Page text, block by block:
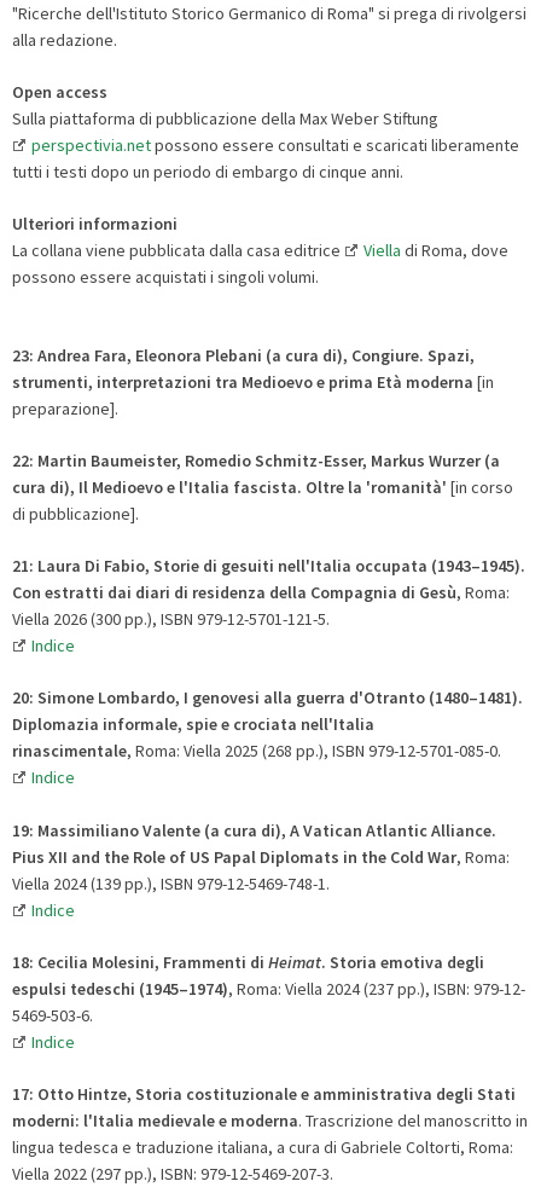
"Ricerche dell'Istituto Storico Germanico di Roma" si prega di rivolgersi
alla redazione.
Open access
Sulla piattaforma di pubblicazione della Max Weber Stiftung
perspectivia.netpossono essere consultati e scaricati liberamente
tutti i testi dopo un periodo di embargo di cinque anni.
Ulteriori informazioni
La collana viene pubblicata dalla casa editrice
Viella di Roma, dove
possono essere acquistati i singoli volumi.
23: Andrea Fara, Eleonora Plebani (a cura di), Congiure. Spazi,
strumenti, interpretazioni tra Medioevo e prima Età moderna [in
preparazione].
22: Martin Baumeister, Romedio Schmitz-Esser, Markus Wurzer (a
cura di), Il Medioevo e l'Italia fascista. Oltre la 'romanità' [in corso
di pubblicazione].
21: Laura Di Fabio, Storie di gesuiti nell'Italia occupata (1943–1945).
Con estratti dai diari di residenza della Compagnia di Gesù, Roma:
Viella 2026 (300 pp.), ISBN 979-12-5701-121-5.
Indice
20: Simone Lombardo, I genovesi alla guerra d'Otranto (1480–1481).
Diplomazia informale, spie e crociata nell'Italia
rinascimentale, Roma: Viella 2025 (268 pp.), ISBN 979-12-5701-085-0.
Indice
19: Massimiliano Valente (a cura di), A Vatican Atlantic Alliance.
Pius XII and the Role of US Papal Diplomats in the Cold War, Roma:
Viella 2024 (139 pp.), ISBN 979-12-5469-748-1.
Indice
18: Cecilia Molesini, Frammenti di Heimat. Storia emotiva degli
espulsi tedeschi (1945–1974), Roma: Viella 2024 (237 pp.), ISBN: 979-12-
5469-503-6.
Indice
17: Otto Hintze, Storia costituzionale e amministrativa degli Stati
moderni: l'Italia medievale e moderna. Trascrizione del manoscritto in
lingua tedesca e traduzione italiana, a cura di Gabriele Coltorti, Roma:
Viella 2022 (297 pp.), ISBN: 979-12-5469-207-3.